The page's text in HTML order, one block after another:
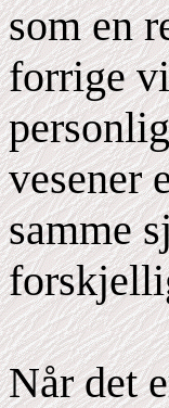
som en
forrige
vesener
samme
Når det